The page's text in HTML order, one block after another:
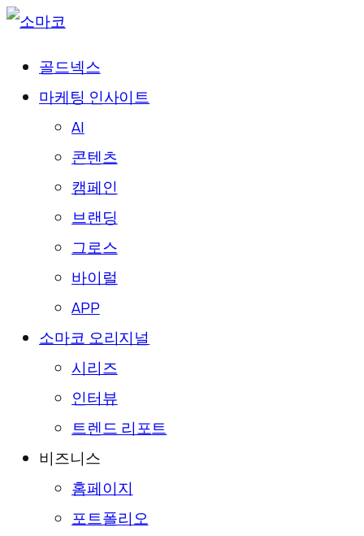
골드넥스
마케팅 인사이트
AI
콘텐츠
캠페인
브랜딩
그로스
바이럴
APP
소마코 오리지널
시리즈
인터뷰
트렌드 리포트
비즈니스
홈페이지
포트폴리오